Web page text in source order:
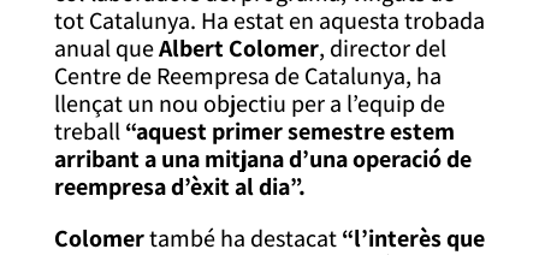
tot Catalunya. Ha estat en aquesta trobada
anual queAlbert Colomer, director del
Centre de Reempresa de Catalunya, ha
llençat un nou objectiu per a l’equip de
treball“aquest primer semestre estem
arribant a una mitjana d’una operació de
reempresa d’èxit al dia”.
Colomertambé ha destacat“l’interès que